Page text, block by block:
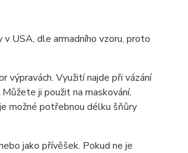
v USA, dle armadního vzoru, proto
výpravách. Využití najde při vázání
ji použit na maskování,
možné potřebnou délku šňůry
jako přívěšek. Pokud ne je